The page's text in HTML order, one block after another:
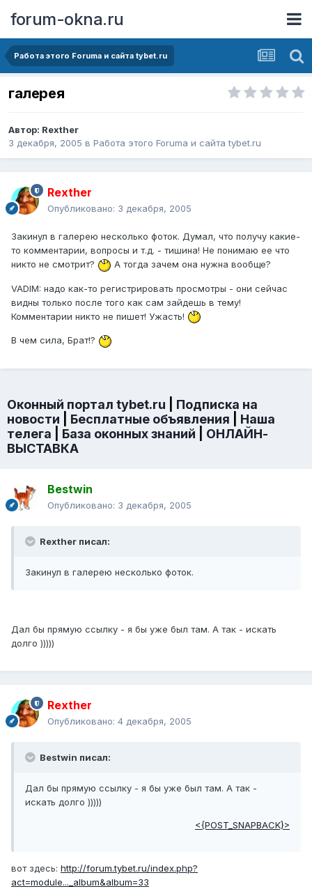
forum-okna.ru
Работа этого Forumа и сайта tybet.ru
галерея
Автор: Rexther
3 декабря, 2005 в Работа этого Forumа и сайта tybet.ru
Rexther
Опубликовано: 3 декабря, 2005
Закинул в галерею несколько фоток. Думал, что получу какие-
то комментарии, вопросы и т.д. - тишина! Не понимаю ее что
никто не смотрит?
А тогда зачем она нужна вообще?
VADIM: надо как-то регистрировать просмотры - они сейчас
видны только после того как сам зайдешь в тему!
Комментарии никто не пишет! Ужасть!
В чем сила, Брат!?
Оконный портал tybet.ru
Подписка на
новости
Бесплатные объявления
Наша
телега
База оконных знаний
ОНЛАЙН-
ВЫСТАВКА
Bestwin
Опубликовано: 3 декабря, 2005
Rexther писал:
Закинул в галерею несколько фоток.
Дал бы прямую ссылку - я бы уже был там. А так - искать
долго )))))
Rexther
Опубликовано: 4 декабря, 2005
Bestwin писал:
Дал бы прямую ссылку - я бы уже был там. А так -
искать долго )))))
<{POST_SNAPBACK}>
вот здесь: http://forum.tybet.ru/index.php?
act=module..._album&album=33